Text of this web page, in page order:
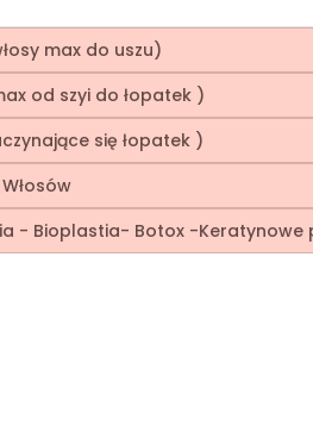
max do uszu)
od szyi do łopatek )
się łopatek )
- Bioplastia- Botox -Keratynowe